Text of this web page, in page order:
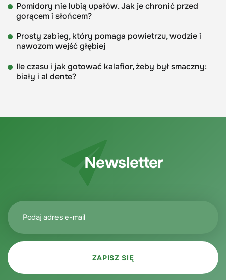
Pomidory nie lubią upałów. Jak je chronić przed
gorącem i słońcem?
Prosty zabieg, który pomaga powietrzu, wodzie i
nawozom wejść głębiej
Ile czasu i jak gotować kalafior, żeby był smaczny:
biały i al dente?
Newsletter